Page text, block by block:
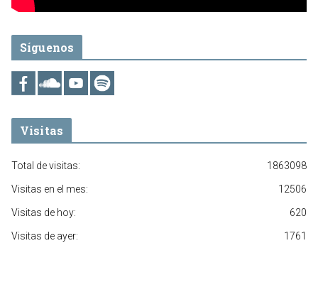
Síguenos
Visitas
1863098
Total de visitas:
12506
Visitas en el mes:
620
Visitas de hoy:
1761
Visitas de ayer: